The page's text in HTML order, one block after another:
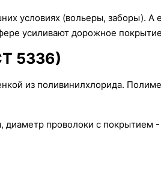
условиях (вольеры, заборы).
усиливают дорожное
5336)
из поливинилхлорида.
проволоки с покрытием